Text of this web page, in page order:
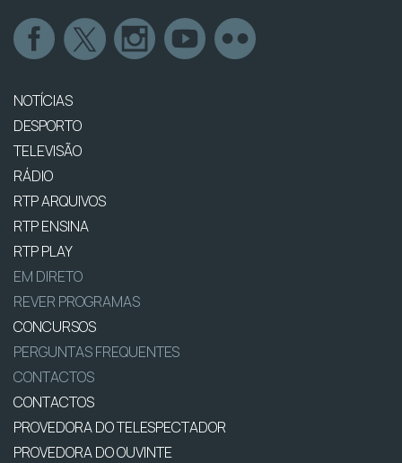
NOTÍCIAS
DESPORTO
TELEVISÃO
RÁDIO
RTP ARQUIVOS
RTP ENSINA
RTP PLAY
EM DIRETO
REVER PROGRAMAS
CONCURSOS
PERGUNTAS FREQUENTES
CONTACTOS
CONTACTOS
PROVEDORA DO TELESPECTADOR
PROVEDORA DO OUVINTE